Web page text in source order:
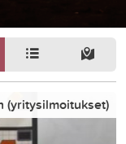
(yritysilmoitukset)